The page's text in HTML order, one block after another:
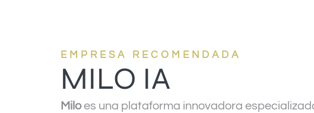
EMPRESA RECOMENDADA
MILO IA
Miloes una plataforma innovadora